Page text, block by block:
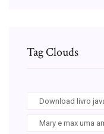
Tag Clouds
Download livro
Mary e max uma